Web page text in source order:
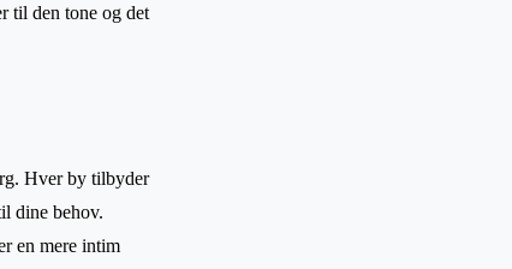
til den tone og det
Hver by tilbyder
dine behov.
en mere intim